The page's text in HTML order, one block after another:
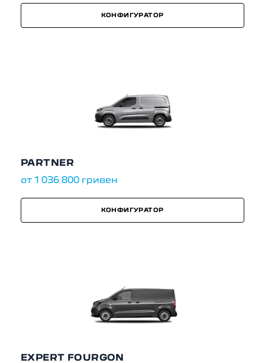
КОНФИГУРАТОР
PARTNER
от 1 036 800 гривен
КОНФИГУРАТОР
EXPERT FOURGON